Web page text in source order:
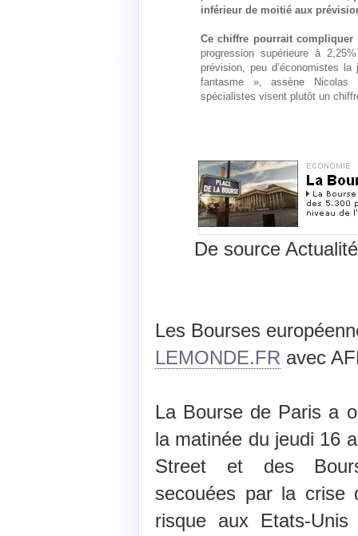
inférieur de moitié aux
Ce chiffre pourrait compliquer
progression supérieure à
prévision, peu d’économistes
fantasme », assène Nicolas
spécialistes visent plutôt un
De source
Les Bourses
LEMONDE.FR avec
La Bourse de Paris a
la matinée du jeudi 16
Street et des
secouées par la crise
risque aux Etats-